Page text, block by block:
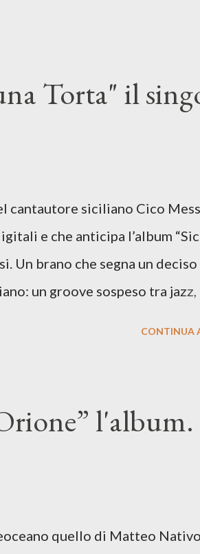
Torta" il
cantautore siciliano Cico
e che anticipa l’album
Un brano che segna un
un groove sospeso tra jazz,
e tensioni globali. La canzone
di esistere, sotto il peso
anche quando l’aria
d’intenti: Cico
CONTINUA
quello di Matteo